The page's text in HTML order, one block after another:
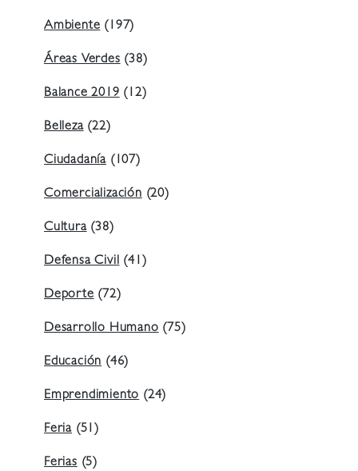
Ambiente(197)
Áreas Verdes(38)
Balance 2019(12)
Belleza(22)
Ciudadanía (107)
Comercialización(20)
Cultura(38)
Defensa Civil(41)
Deporte(72)
Desarrollo Humano(75)
Educación(46)
Emprendimiento(24)
Feria (51)
Ferias(5)